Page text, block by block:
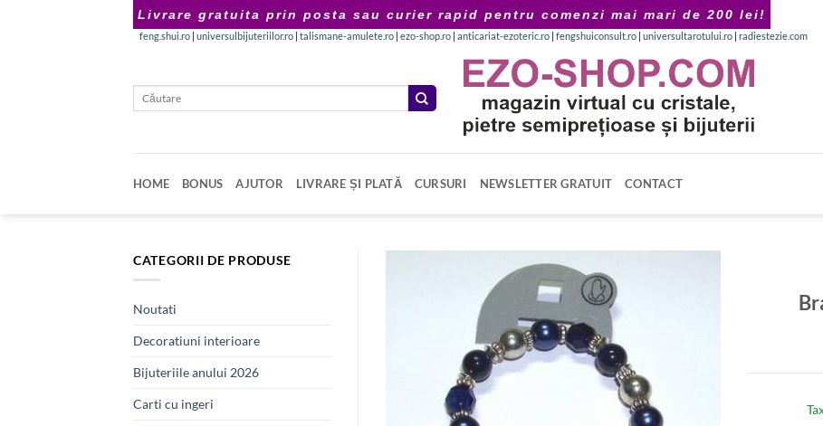
Livrare gratuita prin posta sau curier rapid pentru comenzi mai mari de 200 lei!
feng.shui.ro |universulbijuteriilor.ro |talismane-amulete.ro |ezo-shop.ro |anticariat-ezoteric.ro |fengshuiconsult.ro |universultarotului.ro |radiestezie.com
Caută
HOME BONUS AJUTOR LIVRARE ȘI PLATĂ CURSURI NEWSLETTER GRATUIT CONTACT
CATEGORII DE PRODUSE
Noutati
Decoratiuni interioare
Bijuteriile anului 2026
Carti cu ingeri